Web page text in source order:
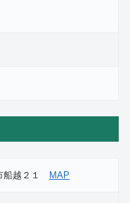
船越２１ MAP